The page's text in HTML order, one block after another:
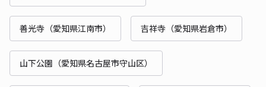
善光寺（愛知県江南市） 吉祥寺（愛知県岩倉市）
山下公園（愛知県名古屋市守山区）